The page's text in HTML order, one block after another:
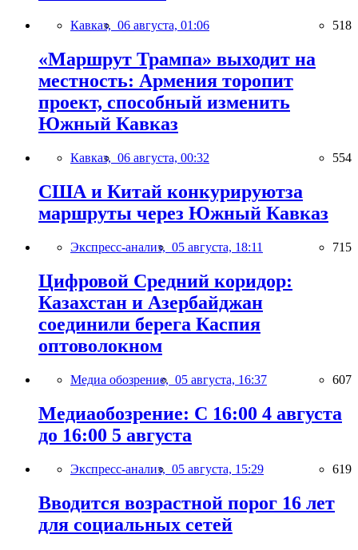
Кавказ, 06 августа, 01:06 518
«Маршрут Трампа» выходит на
местность: Армения торопит
проект, способный изменить
Южный Кавказ
Кавказ, 06 августа, 00:32 554
США и Китай конкурируютза
маршруты через Южный Кавказ
Экспресс-анализ, 05 августа, 18:11 715
Цифровой Средний коридор:
Казахстан и Азербайджан
соединили берега Каспия
оптоволокном
Медиа обозрение, 05 августа, 16:37 607
Медиаобозрение: С 16:00 4 августа
до 16:00 5 августа
Экспресс-анализ, 05 августа, 15:29 619
Вводится возрастной порог 16 лет
для социальных сетей